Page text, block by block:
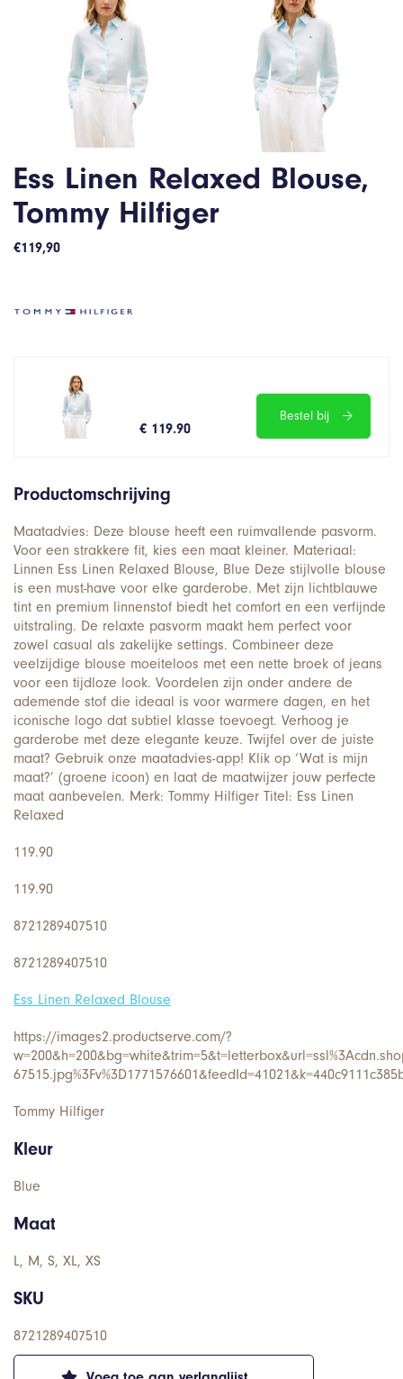
Ess Linen Relaxed Blouse,
Tommy Hilfiger
€119,90
€ 119.90
Bestel bij
Productomschrijving
Maatadvies: Deze blouse heeft een ruimvallende pasvorm.
Voor een strakkere fit, kies een maat kleiner. Materiaal:
Linnen Ess Linen Relaxed Blouse, Blue Deze stijlvolle blouse
is een must-have voor elke garderobe. Met zijn lichtblauwe
tint en premium linnenstof biedt het comfort en een verfijnde
uitstraling. De relaxte pasvorm maakt hem perfect voor
zowel casual als zakelijke settings. Combineer deze
veelzijdige blouse moeiteloos met een nette broek of jeans
voor een tijdloze look. Voordelen zijn onder andere de
ademende stof die ideaal is voor warmere dagen, en het
iconische logo dat subtiel klasse toevoegt. Verhoog je
garderobe met deze elegante keuze. Twijfel over de juiste
maat? Gebruik onze maatadvies-app! Klik op ‘Wat is mijn
maat?’ (groene icoon) en laat de maatwijzer jouw perfecte
maat aanbevelen. Merk: Tommy Hilfiger Titel: Ess Linen
Relaxed
119.90
119.90
8721289407510
8721289407510
Ess Linen Relaxed Blouse
https://images2.productserve.com/?
Tommy Hilfiger
Kleur
Blue
Maat
L, M, S, XL, XS
SKU
8721289407510